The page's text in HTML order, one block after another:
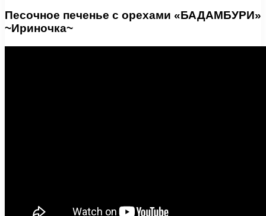
Песочное печенье с орехами «БАДАМБУРИ»
~Ириночка~